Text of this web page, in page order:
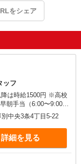
をシェア
ッフ
は時給1500円 ※高校
からの許可が必要な
可証が必要となりま
中央3条4丁目5-22
詳細を見る